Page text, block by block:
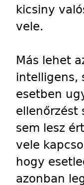
kicsiny
vele.
Más lehet
intelligens,
esetben
ellenőrzést
sem lesz
vele
hogy
azonban